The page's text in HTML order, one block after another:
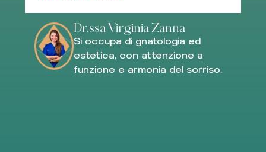
Dr.ssa Virginia Zanna
Si occupa di gnatologia ed
estetica, con attenzione a
funzione e armonia del sorriso.